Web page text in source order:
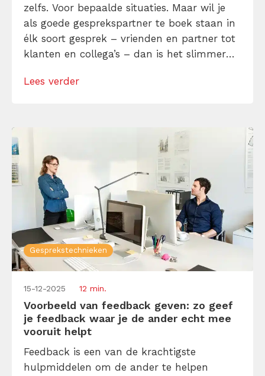
zelfs. Voor bepaalde situaties. Maar wil je
als goede gesprekspartner te boek staan in
élk soort gesprek – vrienden en partner tot
klanten en collega’s – dan is het slimmer
regels te onthouden. Leer hier mijn 8 regels
Lees verder
Gesprekstechnieken
15-12-2025 12 min.
Voorbeeld van feedback geven: zo geef
je feedback waar je de ander echt mee
vooruit helpt
Feedback is een van de krachtigste
hulpmiddelen om de ander te helpen